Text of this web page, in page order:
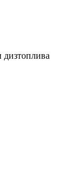
дизтоплива